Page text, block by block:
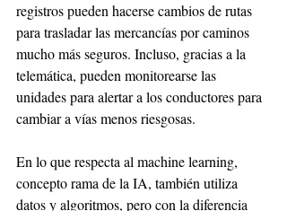
registros pueden hacerse cambios de rutas
para trasladar las mercancías por caminos
mucho más seguros. Incluso, gracias a la
telemática, pueden monitorearse las
unidades para alertar a los conductores para
cambiar a vías menos riesgosas.
En lo que respecta al machine learning,
concepto rama de la IA, también utiliza
datos y algoritmos, pero con la diferencia